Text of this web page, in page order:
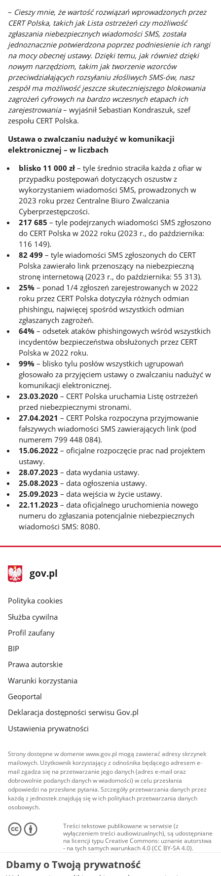
– Cieszy mnie, że wartość rozwiązań wprowadzonych przez
CERT Polska, takich jak Lista ostrzeżeń czy możliwość
zgłaszania niebezpiecznych wiadomości SMS, została
jednoznacznie potwierdzona poprzez podniesienie ich rangi
na mocy obecnej ustawy. Dzięki temu, jak również dzięki
nowym narzędziom, takim jak tworzenie wzorców
przeciwdziałających rozsyłaniu złośliwych SMS-ów, nasz
zespół ma możliwość jeszcze skuteczniejszego blokowania
zagrożeń cyfrowych na bardzo wczesnych etapach ich
zarejestrowania– wyjaśnił Sebastian Kondraszuk, szef
zespołu CERT Polska.
Ustawa o zwalczaniu nadużyć w komunikacji
elektronicznej – w liczbach
blisko 11 000 zł– tyle średnio straciła każda z ofiar w
przypadku postępowań dotyczących oszustw z
wykorzystaniem wiadomości SMS, prowadzonych w
2023 roku przez Centralne Biuro Zwalczania
Cyberprzestępczości.
217 685 – tyle podejrzanych wiadomości SMS zgłoszono
do CERT Polska w 2022 roku (2023 r., do października:
116 149).
82 499 – tyle wiadomości SMS zgłoszonych do CERT
Polska zawierało link przenoszący na niebezpieczną
stronę internetową (2023 r., do października: 55 313).
25%– ponad 1/4 zgłoszeń zarejestrowanych w 2022
roku przez CERT Polska dotyczyła różnych odmian
phishingu, najwięcej spośród wszystkich odmian
zgłaszanych zagrożeń.
64% – odsetek ataków phishingowych wśród wszystkich
incydentów bezpieczeństwa obsłużonych przez CERT
Polska w 2022 roku.
99% – blisko tylu posłów wszystkich ugrupowań
głosowało za przyjęciem ustawy o zwalczaniu nadużyć w
komunikacji elektronicznej.
23.03.2020 – CERT Polska uruchamia Listę ostrzeżeń
przed niebezpiecznymi stronami.
27.04.2021 – CERT Polska rozpoczyna przyjmowanie
fałszywych wiadomości SMS zawierających link (pod
numerem 799 448 084).
15.06.2022 – oficjalne rozpoczęcie prac nad projektem
ustawy.
28.07.2023 – data wydania ustawy.
25.08.2023 – data ogłoszenia ustawy.
25.09.2023 – data wejścia w życie ustawy.
22.11.2023 – data oficjalnego uruchomienia nowego
numeru do zgłaszania potencjalnie niebezpiecznych
wiadomości SMS: 8080.
stopka
gov.pl
Strona
gov.pl
gov.pl
Polityka cookies
Służba cywilna
Profil zaufany
BIP
Prawa autorskie
Warunki korzystania
Geoportal
Deklaracja dostępności serwisu Gov.pl
Ustawienia prywatności
Strony dostępne w domenie www.gov.pl mogą zawierać adresy skrzynek
mailowych. Użytkownik korzystający z odnośnika będącego adresem e-
mail zgadza się na przetwarzanie jego danych (adres e-mail oraz
dobrowolnie podanych danych w wiadomości) w celu przesłania
odpowiedzi na przesłane pytania. Szczegóły przetwarzania danych przez
każdą z jednostek znajdują się w ich politykach przetwarzania danych
osobowych.
Treści tekstowe publikowane w serwisie (z
wyłączeniem treści audiowizualnych), są udostępniane
na licencji typu Creative Commons: uznanie autorstwa
- na tych samych warunkach 4.0 (CC BY-SA 4.0).
Materiały audiowizualne, w tym zdjęcia, materiały
audio i wideo, są udostępniane na licencji typu
Creative Commons: uznanie autorstwa użycie
Dbamy o Twoją prywatność